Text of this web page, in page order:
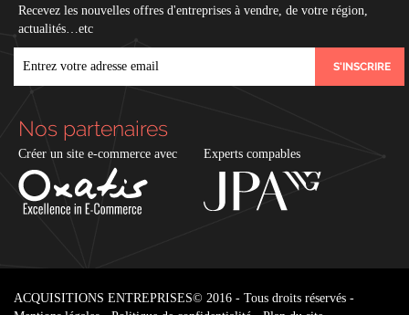
Recevez les nouvelles offres d'entreprises à vendre, de votre région,
actualités…etc
Nos partenaires
Créer un site e-commerce avec Experts compables
ACQUISITIONS ENTREPRISES© 2016 - Tous droits réservés -